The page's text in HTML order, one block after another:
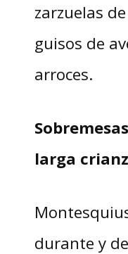
zarzuelas
guisos de
arroces.
larga
durante y